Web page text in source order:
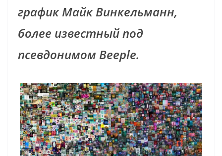
график Майк Винкельманн,
более известный под
псевдонимом Beeple.